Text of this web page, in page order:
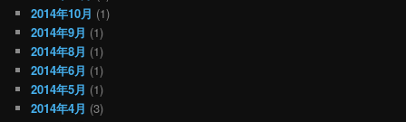
2014年10月 (1)
2014年9月 (1)
2014年8月 (1)
2014年6月 (1)
2014年5月 (1)
2014年4月 (3)